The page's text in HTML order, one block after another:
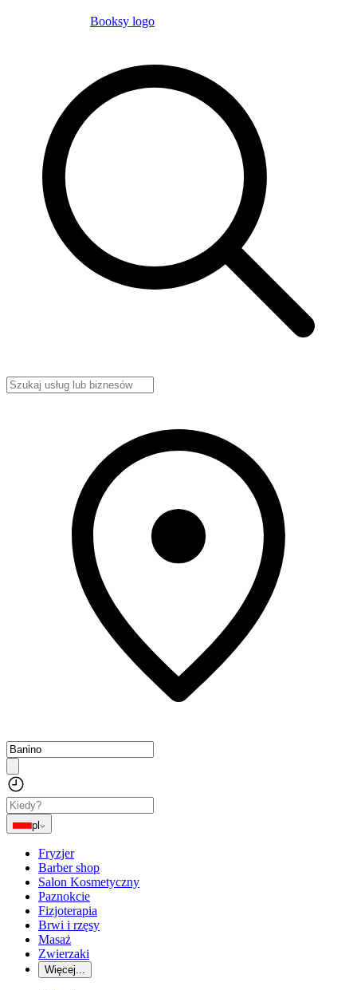
Booksy logo
pl
Fryzjer
Barber shop
Salon Kosmetyczny
Paznokcie
Fizjoterapia
Brwi i rzęsy
Masaż
Zwierzaki
Więcej...